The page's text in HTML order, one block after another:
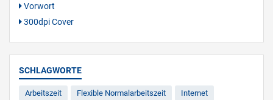
Vorwort
300dpi Cover
SCHLAGWORTE
Arbeitszeit Flexible Normalarbeitszeit Internet